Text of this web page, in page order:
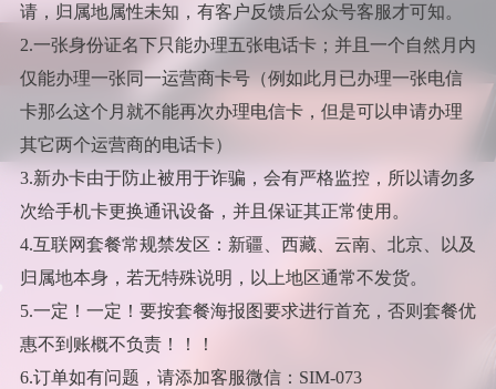
请，归属地属性未知，有客户反馈后公众号客服才可知。
2.一张身份证名下只能办理五张电话卡；并且一个自然月内
仅能办理一张同一运营商卡号（例如此月已办理一张电信
卡那么这个月就不能再次办理电信卡，但是可以申请办理
其它两个运营商的电话卡）
3.新办卡由于防止被用于诈骗，会有严格监控，所以请勿多
次给手机卡更换通讯设备，并且保证其正常使用。
4.互联网套餐常规禁发区：新疆、西藏、云南、北京、以及
归属地本身，若无特殊说明，以上地区通常不发货。
5.一定！一定！要按套餐海报图要求进行首充，否则套餐优
惠不到账概不负责！！！
6.订单如有问题，请添加客服微信：SIM-073